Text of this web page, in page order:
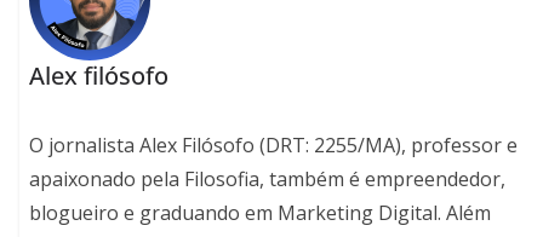
Alex filósofo
O jornalista Alex Filósofo (DRT: 2255/MA), professor e
apaixonado pela Filosofia, também é empreendedor,
blogueiro e graduando em Marketing Digital. Além